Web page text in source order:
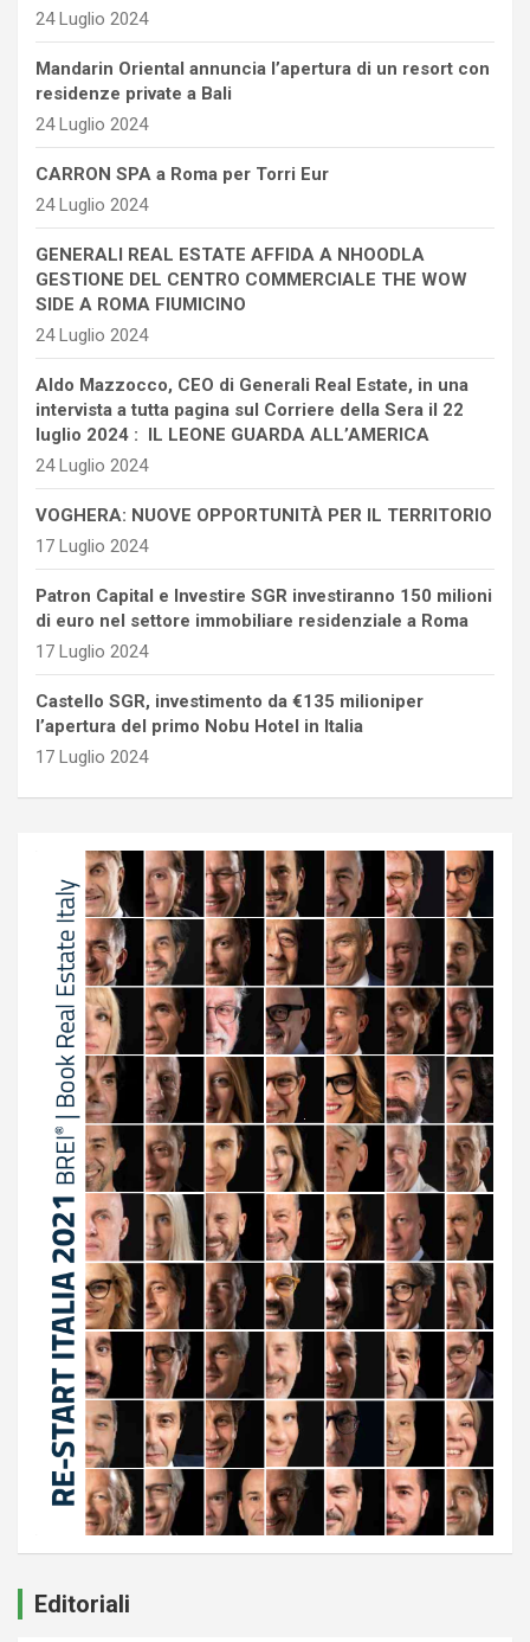
24 Luglio 2024
Mandarin Oriental annuncia l’apertura di un resort con
residenze private a Bali
24 Luglio 2024
CARRON SPA a Roma per Torri Eur
24 Luglio 2024
GENERALI REAL ESTATE AFFIDA A NHOODLA
GESTIONE DEL CENTRO COMMERCIALE THE WOW
SIDE A ROMA FIUMICINO
24 Luglio 2024
Aldo Mazzocco, CEO di Generali Real Estate, in una
intervista a tutta pagina sul Corriere della Sera il 22
luglio 2024 : IL LEONE GUARDA ALL’AMERICA
24 Luglio 2024
VOGHERA: NUOVE OPPORTUNITÀ PER IL TERRITORIO
17 Luglio 2024
Patron Capital e Investire SGR investiranno 150 milioni
di euro nel settore immobiliare residenziale a Roma
17 Luglio 2024
Castello SGR, investimento da €135 milioniper
l’apertura del primo Nobu Hotel in Italia
17 Luglio 2024
Editoriali